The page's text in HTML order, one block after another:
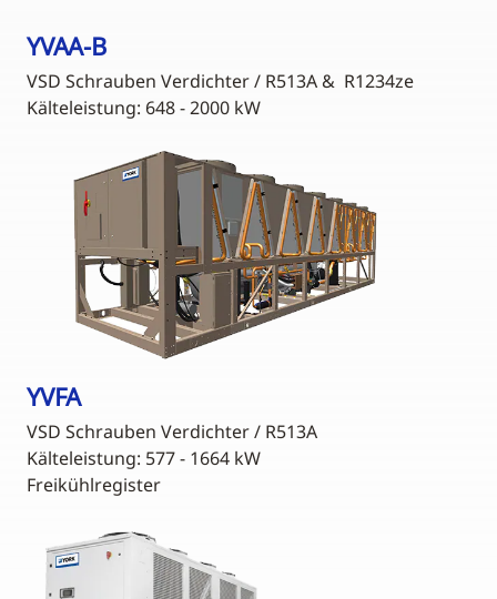
YVAA-B
VSD Schrauben Verdichter / R513A & R1234ze
Kälteleistung: 648 - 2000 kW
YVFA
VSD Schrauben Verdichter / R513A
Kälteleistung: 577 - 1664 kW
Freikühlregister